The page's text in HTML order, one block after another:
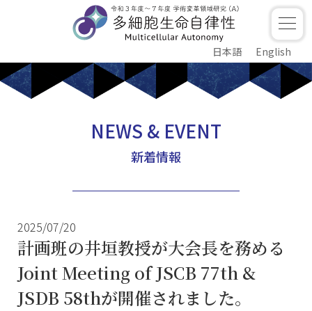
English
日本語
NEWS & EVENT
新着情報
2025/07/20
計画班の井垣教授が大会長を務める
Joint Meeting of JSCB 77th &
JSDB 58thが開催されました。